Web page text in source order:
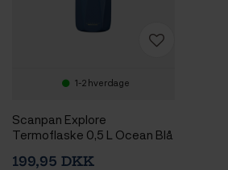
1-2 hverdage
Scanpan Explore
Termoflaske 0,5 L Ocean Blå
199,95 DKK